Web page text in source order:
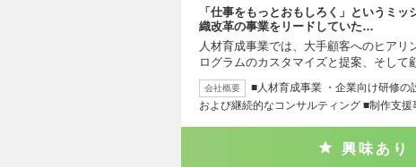
「仕事をもっとおもしろく」というミ
織改革の事業をリードしていた…
人材育成事業では、大手顧客へのヒア
ログラムのカスタマイズと提案、そし
会社概要
■人材育成事業 ・企業向け研修の
および継続的なコンサルティング ■制作支
興味あり